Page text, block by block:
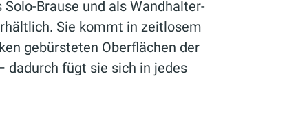
Brause und als Wandhalter-
Sie kommt in zeitlosem
gebürsteten Oberflächen der
dadurch fügt sie sich in jedes